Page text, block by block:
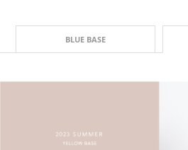
BLUE BASE